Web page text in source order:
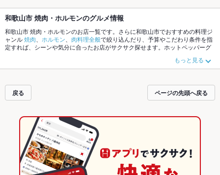
和歌山市 焼肉・ホルモンのグルメ情報
和歌山市 焼肉・ホルモンのお店一覧です。さらに和歌山市でおすすめの料理ジ
ャンル焼肉 ホルモン 肉料理全般で絞り込んだり、予算やこだわり条件を指
定すれば、シーンや気分に合ったお店がサクサク探せます。ホットペッパーグ
節のおすすめ料理など、お店の最新情報をご紹介しているので安心！24時間使
える簡単便利なネット予約が使えるお店も拡大中です。友達どうしの飲み会に
ルメをご利用ください。
もっと見る
戻る ページの先頭へ戻る